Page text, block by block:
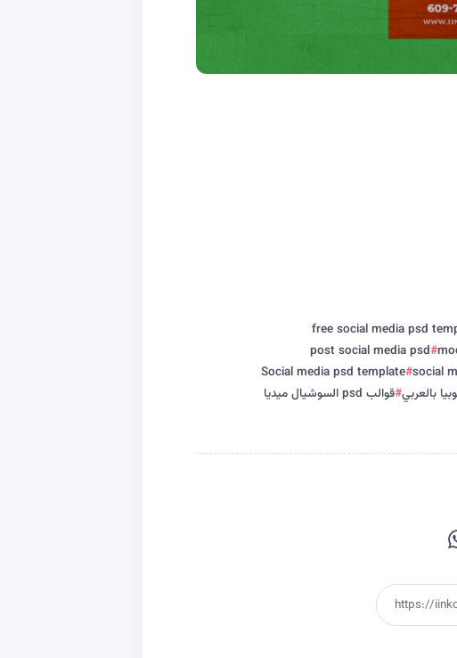
free social media psd
post social media psd
social
Social media psd template
بالعربي قوالب psd السوشيال ميديا